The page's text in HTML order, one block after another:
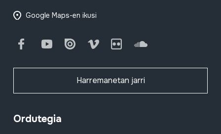
Google Maps-en ikusi
FacebookYoutube Issuu Vimeo Flickr SoundCloud
Harremanetan jarri
Ordutegia